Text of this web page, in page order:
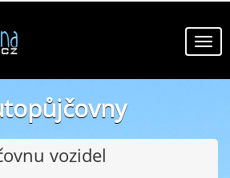
autopůjčovny v zemi
vozidel